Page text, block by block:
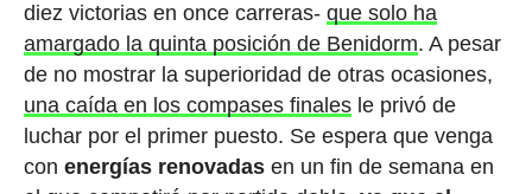
diez victorias en once carreras- que solo ha
amargado la quinta posición de Benidorm. A pesar
de no mostrar la superioridad de otras ocasiones,
una caída en los compases finalesle privó de
luchar por el primer puesto. Se espera que venga
con energías renovadasen un fin de semana en